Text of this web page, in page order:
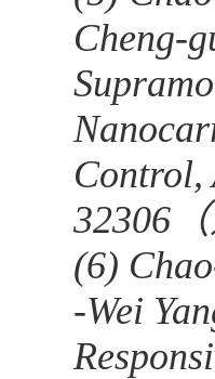
Cheng-
Control,
32306
(6)
‐Wei